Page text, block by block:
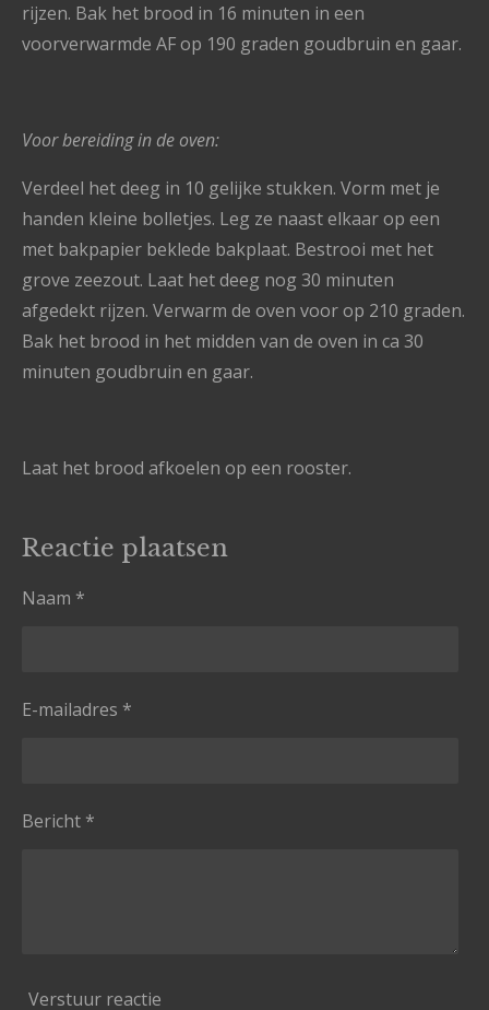
rijzen. Bak het brood in 16 minuten in een
voorverwarmde AF op 190 graden goudbruin en gaar.
Voor bereiding in de oven:
Verdeel het deeg in 10 gelijke stukken. Vorm met je
handen kleine bolletjes. Leg ze naast elkaar op een
met bakpapier beklede bakplaat. Bestrooi met het
grove zeezout. Laat het deeg nog 30 minuten
afgedekt rijzen. Verwarm de oven voor op 210 graden.
Bak het brood in het midden van de oven in ca 30
minuten goudbruin en gaar.
Laat het brood afkoelen op een rooster.
Reactie plaatsen
Naam *
E-mailadres *
Bericht *
Verstuur reactie